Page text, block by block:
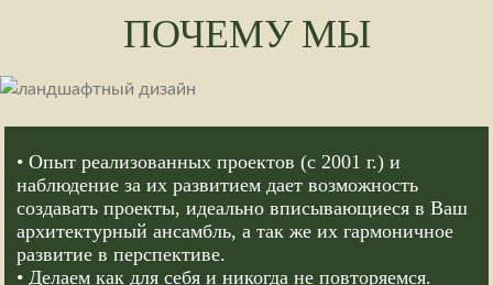
садом
ПОЧЕМУ МЫ
• Опыт реализованных проектов (с 2001 г.) и
наблюдение за их развитием дает возможность
создавать проекты, идеально вписывающиеся в Ваш
архитектурный ансамбль, а так же их гармоничное
развитие в перспективе.
• Делаем как для себя и никогда не повторяемся.